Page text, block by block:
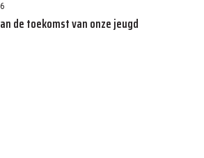
de toekomst van onze jeugd